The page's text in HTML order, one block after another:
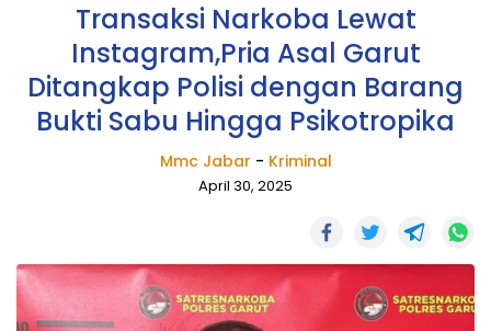
Transaksi Narkoba Lewat
Instagram,Pria Asal Garut
Ditangkap Polisi dengan Barang
Bukti Sabu Hingga Psikotropika
Mmc Jabar - Kriminal
April 30, 2025